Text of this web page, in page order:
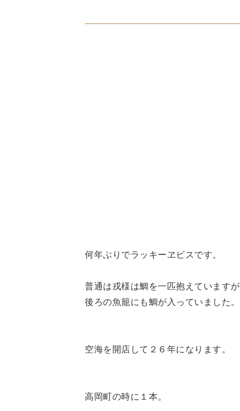
何年ぶりでラッキーヱビスです。
普通は戎様は鯛を一匹抱えていますが
後ろの魚籠にも鯛が入っていました。
空海を開店して２６年になります。
高岡町の時に１本。